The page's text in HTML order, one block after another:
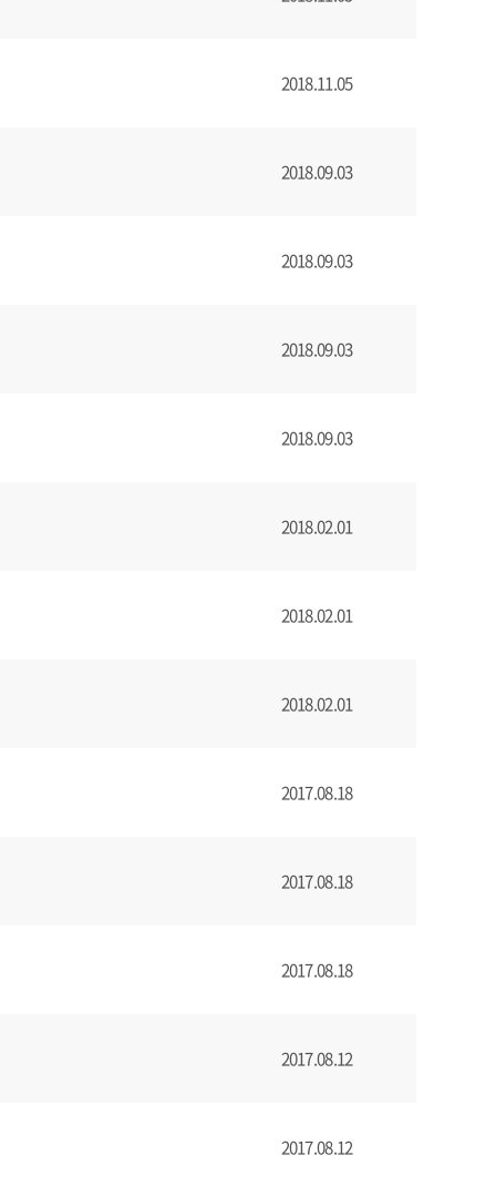
2018.11.05
2018.09.03
2018.09.03
2018.09.03
2018.09.03
2018.02.01
2018.02.01
2018.02.01
2017.08.18
2017.08.18
2017.08.18
2017.08.12
2017.08.12